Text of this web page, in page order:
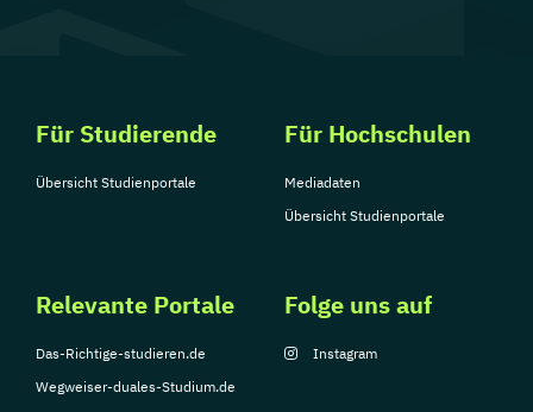
Für Studierende
Übersicht Studienportale
Für Hochschulen
Mediadaten
Übersicht Studienportale
Relevante Portale
Das-Richtige-studieren.de
Wegweiser-duales-Studium.de
Folge uns auf
Instagram